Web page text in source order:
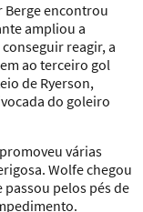
Berge encontrou
ampliou a
reagir, a
ao terceiro gol
de Ryerson,
do goleiro
várias
Wolfe chegou
pelos pés de